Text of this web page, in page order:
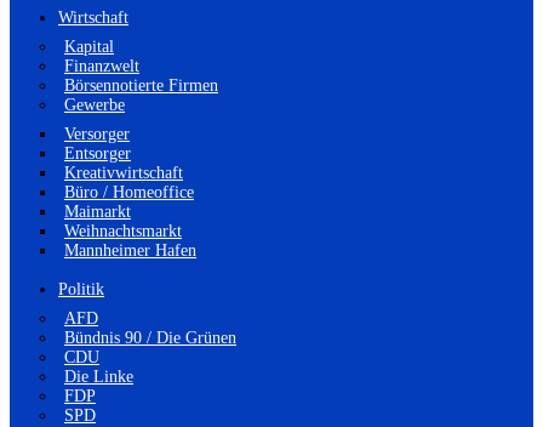
Wirtschaft
Kapital
Finanzwelt
Börsennotierte Firmen
Gewerbe
Versorger
Entsorger
Kreativwirtschaft
Büro / Homeoffice
Maimarkt
Weihnachtsmarkt
Mannheimer Hafen
Politik
AFD
Bündnis 90 / Die Grünen
CDU
Die Linke
FDP
SPD